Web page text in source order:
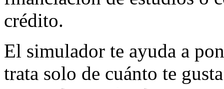
crédito.
El simulador te ayuda a
trata solo de cuánto te